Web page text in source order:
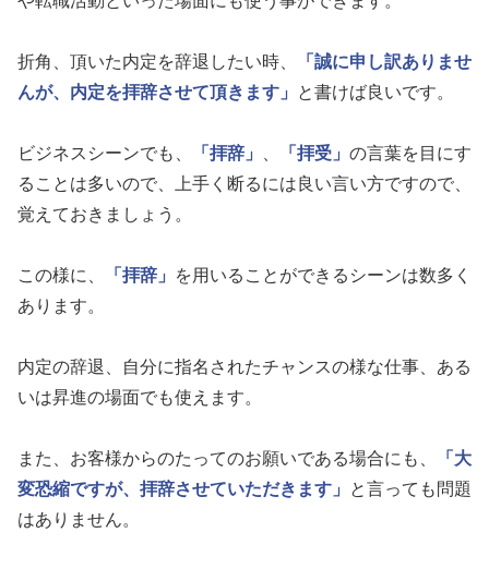
折角、頂いた内定を辞退したい時、
「誠に申し訳ありませ
んが、内定を拝辞させて頂きます」
と書けば良いです。
ビジネスシーンでも、 「拝辞」 「拝受」 の言葉を目にす
ることは多いので、上手く断るには良い言い方ですので、
覚えておきましょう。
この様に、 「拝辞」
を用いることができるシーンは数多く
あります。
内定の辞退、自分に指名されたチャンスの様な仕事、ある
いは昇進の場面でも使えます。
また、お客様からのたってのお願いである場合にも、
「大
変恐縮ですが、拝辞させていただきます」
と言っても問題
はありません。